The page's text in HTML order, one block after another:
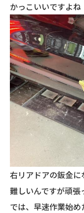
かっこいいですよね
右リアドアの鈑金
難しいんですが頑張
では、早速作業始め